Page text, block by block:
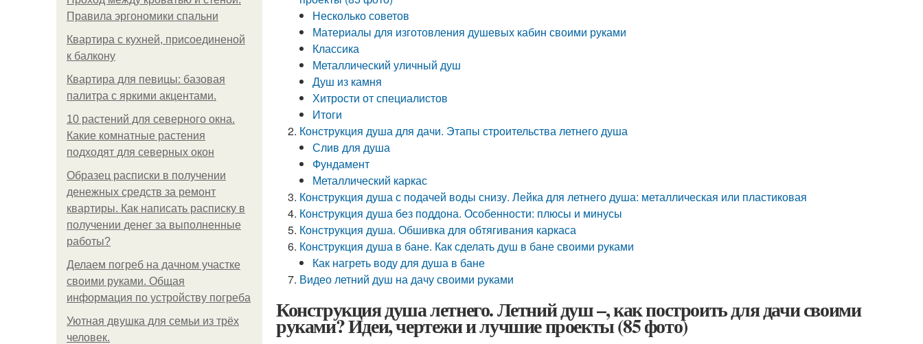
Правила эргономики спальни
Квартира с кухней, присоединеной
к балкону
Квартира для певицы: базовая
палитра с яркими акцентами.
10 растений для северного окна.
Какие комнатные растения
подходят для северных окон
Образец расписки в получении
денежных средств за ремонт
квартиры. Как написать расписку в
получении денег за выполненные
работы?
Делаем погреб на дачном участке
своими руками. Общая
информация по устройству погреба
Уютная двушка для семьи из трёх
человек.
Несколько советов
Материалы для изготовления душевых кабин своими руками
Классика
Металлический уличный душ
Душ из камня
Хитрости от специалистов
Итоги
Конструкция душа для дачи. Этапы строительства летнего душа
Слив для душа
Фундамент
Металлический каркас
Конструкция душа с подачей воды снизу. Лейка для летнего душа: металлическая или пластиковая
Конструкция душа без поддона. Особенности: плюсы и минусы
Конструкция душа. Обшивка для обтягивания каркаса
Конструкция душа в бане. Как сделать душ в бане своими руками
Как нагреть воду для душа в бане
Видео летний душ на дачу своими руками
Конструкция душа летнего. Летний душ –, как построить для дачи своими
руками? Идеи, чертежи и лучшие проекты (85 фото)